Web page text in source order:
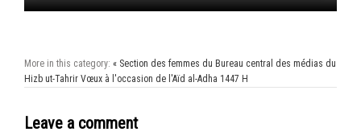
More in this category: « Section des femmes du Bureau central des médias du
Hizb ut-Tahrir Vœux à l'occasion de l'Aïd al-Adha 1447 H
Leave a comment